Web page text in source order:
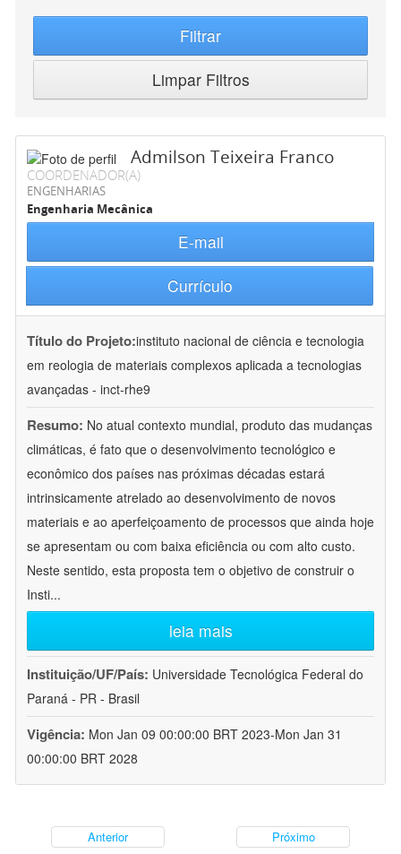
Filtrar
Limpar Filtros
Admilson Teixeira Franco
COORDENADOR(A)
ENGENHARIAS
Engenharia Mecânica
E-mail
Currículo
Título do Projeto:instituto nacional de ciência e tecnologia
em reologia de materiais complexos aplicada a tecnologias
avançadas - inct-rhe9
Resumo: No atual contexto mundial, produto das mudanças
climáticas, é fato que o desenvolvimento tecnológico e
econômico dos países nas próximas décadas estará
intrinsicamente atrelado ao desenvolvimento de novos
materiais e ao aperfeiçoamento de processos que ainda hoje
se apresentam ou com baixa eficiência ou com alto custo.
Neste sentido, esta proposta tem o objetivo de construir o
Insti...
leia mais
Instituição/UF/País: Universidade Tecnológica Federal do
Paraná - PR - Brasil
Vigência: Mon Jan 09 00:00:00 BRT 2023-Mon Jan 31
00:00:00 BRT 2028
Anterior Próximo